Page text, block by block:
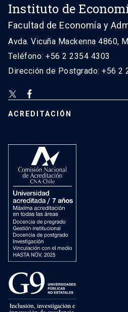
Instituto de
Facultad de Economía y
Avda. Vicuña Mackenna 4860,
Teléfono: +56 2 2354 4303
Dirección de Postgrado: +56 2
ACREDITACIÓN